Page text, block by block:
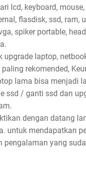
lcd, keyboard,
flasdisk, ssd, ram,
spiker portable,
upgrade laptop,
rekomended,
lama bisa menjadi
ssd / ganti ssd dan
dengan datang
untuk mendapatkan
pengalaman yang